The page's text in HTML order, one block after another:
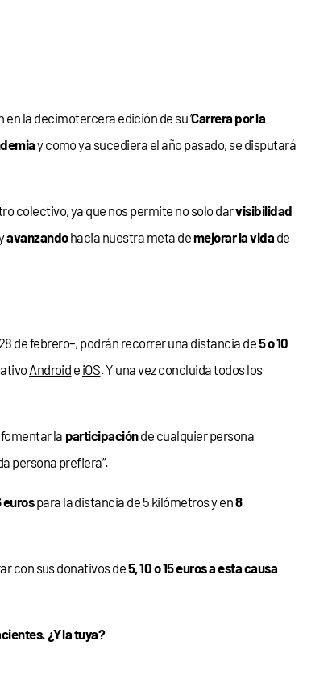
la decimotercera edición de su ‘Carrera por la
y como ya sucediera el año pasado, se disputará
colectivo, ya que nos permite no solo darvisibilidad
avanzandohacia nuestra meta demejorar la vida de
de febrero–, podrán recorrer una distancia de5 o 10
Android e iOS. Y una vez concluida todos los
la participaciónde cualquier persona
persona prefiera”.
eurospara la distancia de 5 kilómetros y en8
con sus donativos de5, 10 o 15 euros a esta causa
¿Y la tuya?